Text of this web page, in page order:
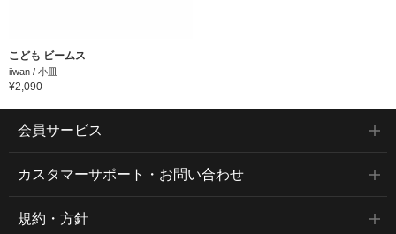
こども ビームス
iiwan / 小皿
¥2,090
会員サービス
カスタマーサポート・お問い合わせ
規約・方針